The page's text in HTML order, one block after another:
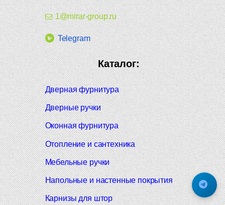
1@mirar-group.ru
Telegram
Каталог:
Дверная фурнитура
Дверные ручки
Оконная фурнитура
Отопление и сантехника
Мебельные ручки
Напольные и настенные покрытия
Карнизы для штор